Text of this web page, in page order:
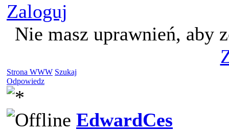
Zaloguj
Nie masz uprawnień, aby
Strona WWW Szukaj
Odpowiedz
EdwardCes